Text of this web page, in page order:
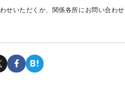
せいただくか、関係各所にお問い合わせ